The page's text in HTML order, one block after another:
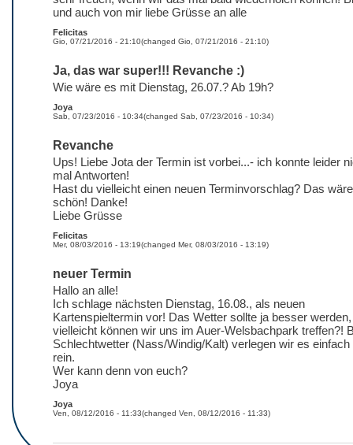
Felicitas
Gio, 07/21/2016 - 21:10(changed Gio, 07/21/2016 - 21:10)
und auch von mir liebe Grüsse an alle
Ja, das war super!!! Revanche :)
Joya
Sab, 07/23/2016 - 10:34(changed Sab, 07/23/2016 - 10:34)
Wie wäre es mit Dienstag, 26.07.? Ab 19h?
Revanche
Felicitas
Mer, 08/03/2016 - 13:19(changed Mer, 08/03/2016 - 13:19)
Ups! Liebe Jota der Termin ist vorbei...- ich konnte leider
mal Antworten!
Hast du vielleicht einen neuen Terminvorschlag? Das wäre
schön! Danke!
Liebe Grüsse
neuer Termin
Joya
Ven, 08/12/2016 - 11:33(changed Ven, 08/12/2016 - 11:33)
Hallo an alle!
Ich schlage nächsten Dienstag, 16.08., als neuen
Kartenspieltermin vor! Das Wetter sollte ja besser werden,
vielleicht können wir uns im Auer-Welsbachpark treffen?!
Schlechtwetter (Nass/Windig/Kalt) verlegen wir es einfach
rein.
Wer kann denn von euch?
Joya